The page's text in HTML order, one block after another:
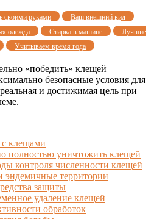
своими руками
Ваш внешний вид
одежда Стирка в машине
Лучшие
Учитываем время года
«победить» клещей
безопасные условия для
и достижимая цель при
с клещами
полностью уничтожить клещей
контроля численности клещей
эндемичные территории
защиты
удаление клещей
обработок